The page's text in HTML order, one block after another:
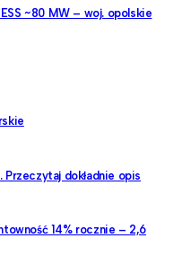
~80 MW – woj. opolskie
dokładnie opis
14% rocznie – 2,6